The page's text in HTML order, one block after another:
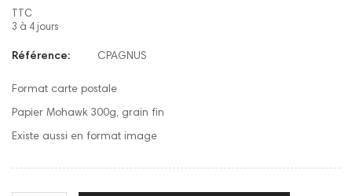
TTC
3 à 4 jours
Référence: CPAGNUS
Format carte postale
Papier Mohawk 300g, grain fin
Existe aussi en format image